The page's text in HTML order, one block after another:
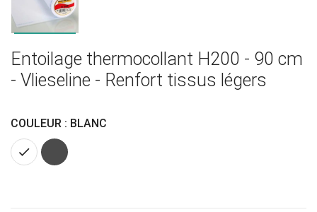
Entoilage thermocollant H200 - 90 cm
- Vlieseline - Renfort tissus légers
COULEUR : BLANC
Blanc Gris
anthracite